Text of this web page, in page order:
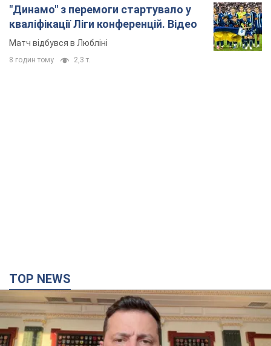
"Динамо" з перемоги стартувало у
кваліфікації Ліги конференцій. Відео
Матч відбувся в Любліні
8 годин тому 2,3 т.
TOP NEWS